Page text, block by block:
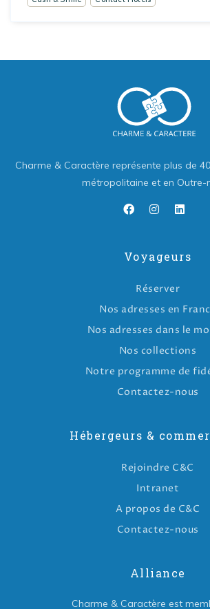
Charme & Caractère représente plus de
métropolitaine et en Outre-
Voyageurs
Réserver
Nos adresses en
Nos adresses dans le
Nos collections
Notre programme de
Contactez-nous
Hébergeurs &
Rejoindre C&C
Intranet
A propos de C&C
Contactez-nous
Alliance
Charme & Caractère est